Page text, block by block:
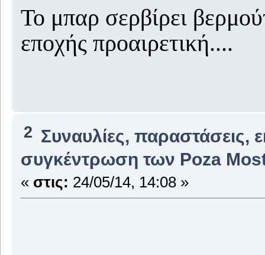
Το μπαρ σερβίρει
εποχής προαιρετική....
2 Συναυλίες, παραστάσεις,
συγκέντρωση των Poza
« στις: 24/05/14, 14:08 »